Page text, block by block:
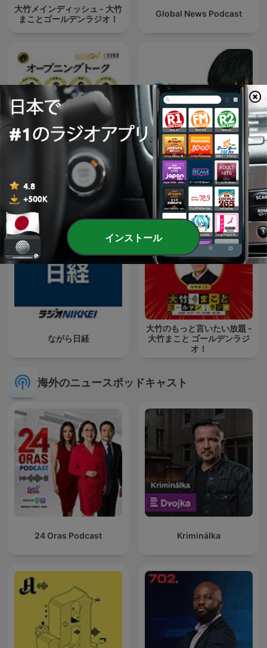
大竹メインディッシュ - 大竹
まことゴールデンラジオ！
Global News Podcast
オープニング - 大竹まことゴ
ールデンラジオ！
荻上チキ・Session～発信型
ニュース・プロジェクト
ながら日経
大竹のもっと言いたい放題 -
大竹まこと ゴールデンラジ
オ！
海外のニュースポッドキャスト
24 Oras Podcast Kriminálka
インストール